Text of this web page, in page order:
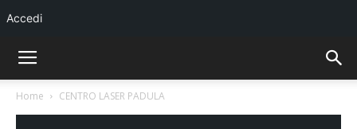
Home CENTRO LASER PADULA
Accedi